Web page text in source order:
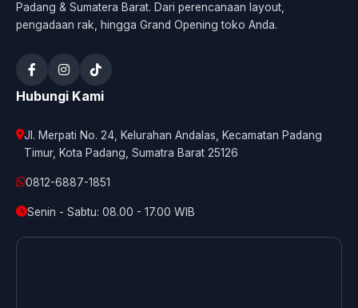
Padang & Sumatera Barat. Dari perencanaan layout,
pengadaan rak, hingga Grand Opening toko Anda.
Hubungi Kami
Jl. Merpati No. 24, Kelurahan Andalas, Kecamatan Padang
Timur, Kota Padang, Sumatra Barat 25126
0812-6887-1851
Senin - Sabtu: 08.00 - 17.00 WIB